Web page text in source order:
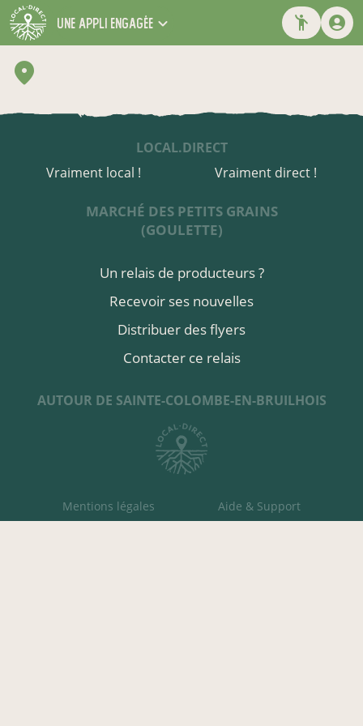
une appli engagée
LOCAL.DIRECT
Vraiment local !
Vraiment direct !
MARCHÉ DES PETITS GRAINS
(GOULETTE)
Un relais de producteurs ?
Recevoir ses nouvelles
Distribuer des flyers
Contacter ce relais
AUTOUR DE SAINTE-COLOMBE-EN-BRUILHOIS
Mentions légales Aide & Support